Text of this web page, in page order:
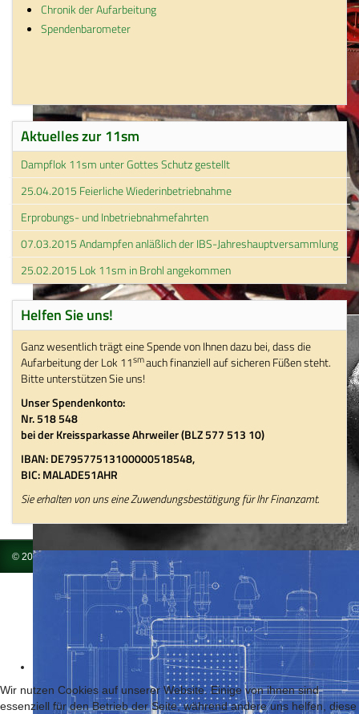
Chronik der Aufarbeitung
Spendenbarometer
Aktuelles zur 11sm
Dampflok 11sm unter Gottes Schutz gestellt
25.04.2015 Feierliche Wiederinbetriebnahme
Erprobungs- und Inbetriebnahmefahrten
07.03.2015 Andampfen anläßlich der IBS-Jahreshauptversammlung
25.02.2015 Lok 11sm in Brohl angekommen
Helfen Sie uns!
Ganz wesentlich trägt eine Spende von Ihnen dazu bei, dass die
Aufarbeitung der Lok 11smauch finanziell auf sicheren Füßen steht.
Bitte unterstützen Sie uns!
Unser Spendenkonto:
Nr. 518 548
bei der Kreissparkasse Ahrweiler (BLZ 577 513 10)
IBAN: DE79577513100000518548,
BIC: MALADE51AHR
Sie erhalten von uns eine Zuwendungsbestätigung für Ihr Finanzamt.
© 2026 Brohltal-Schmalspureisenbahn Betriebs-GmbH
Wir nutzen Cookies auf unserer Website. Einige von ihnen sind
essenziell für den Betrieb der Seite, während andere uns helfen, diese